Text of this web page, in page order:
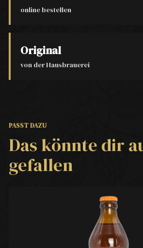
online bestellen
Original
von der Hausbrauerei
PASST DAZU
Das könnte dir
gefallen